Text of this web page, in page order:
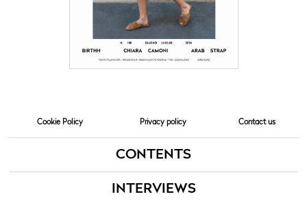
Cookie Policy Privacy policy Contact us
CONTENTS
INTERVIEWS